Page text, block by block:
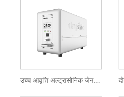
उच्च आवृत्ति अल्ट्रासोनिक जेनरेटर